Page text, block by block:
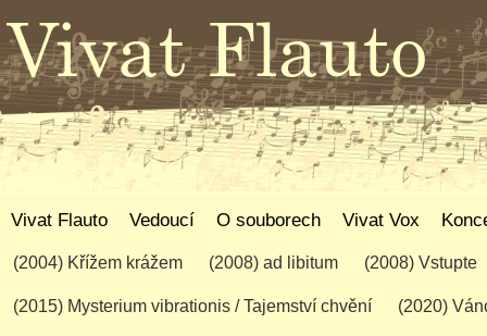
Vivat Flauto Vedoucí O souborech Vivat Vox
(2004) Křížem krážem (2008) ad libitum (2008) Vstupte
(2015) Mysterium vibrationis / Tajemství chvění (2020)